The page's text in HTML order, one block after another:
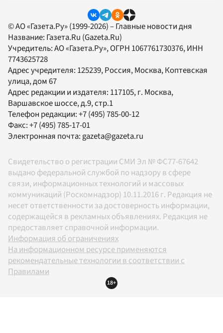
© АО «Газета.Ру» (1999-2026) – Главные новости дня
Название: Газета.Ru (Gazeta.Ru)
Учредитель:АО «Газета.Ру», ОГРН 1067761730376, ИНН
7743625728
Адрес учредителя: 125239, Россия, Москва, Коптевская
улица, дом 67
Адрес редакции и издателя: 117105, г. Москва,
Варшавское шоссе, д.9, стр.1
Телефон редакции:+7 (495) 785-00-12
Факс:+7 (495) 785-17-01
Электронная почта:gazeta@gazeta.ru
Свидетельство о регистрации СМИ Эл № ФС77-67642
выдано федеральной службой по надзору в сфере
связи, информационных технологий и массовых
коммуникаций (Роскомнадзор) 10.11.2016 г. Редакция не
несет ответственности за достоверность информации,
содержащейся в рекламных объявлениях. Редакция не
предоставляет справочной информации.
Информация об ограничениях
На информационном ресурсе применяются
рекомендательные технологии в соответствии с
Правилами
18+